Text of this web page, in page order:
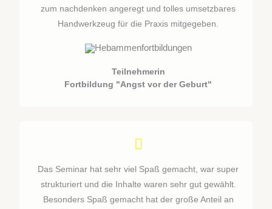
zum nachdenken angeregt und tolles umsetzbares
Handwerkzeug für die Praxis mitgegeben.
Teilnehmerin
Fortbildung "Angst vor der Geburt"
Das Seminar hat sehr viel Spaß gemacht, war super
strukturiert und die Inhalte waren sehr gut gewählt.
Besonders Spaß gemacht hat der große Anteil an